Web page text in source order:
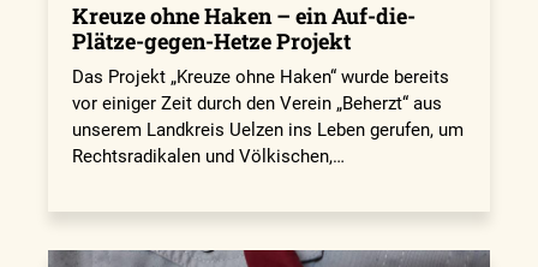
Kreuze ohne Haken – ein Auf-die-
Plätze-gegen-Hetze Projekt
Das Projekt „Kreuze ohne Haken“ wurde bereits
vor einiger Zeit durch den Verein „Beherzt“ aus
unserem Landkreis Uelzen ins Leben gerufen, um
Rechtsradikalen und Völkischen,…